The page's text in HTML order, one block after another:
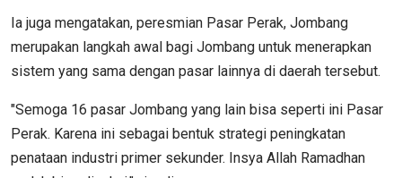
Ia juga mengatakan, peresmian Pasar Perak, Jombang
merupakan langkah awal bagi Jombang untuk menerapkan
sistem yang sama dengan pasar lainnya di daerah tersebut.
"Semoga 16 pasar Jombang yang lain bisa seperti ini Pasar
Perak. Karena ini sebagai bentuk strategi peningkatan
penataan industri primer sekunder. Insya Allah Ramadhan